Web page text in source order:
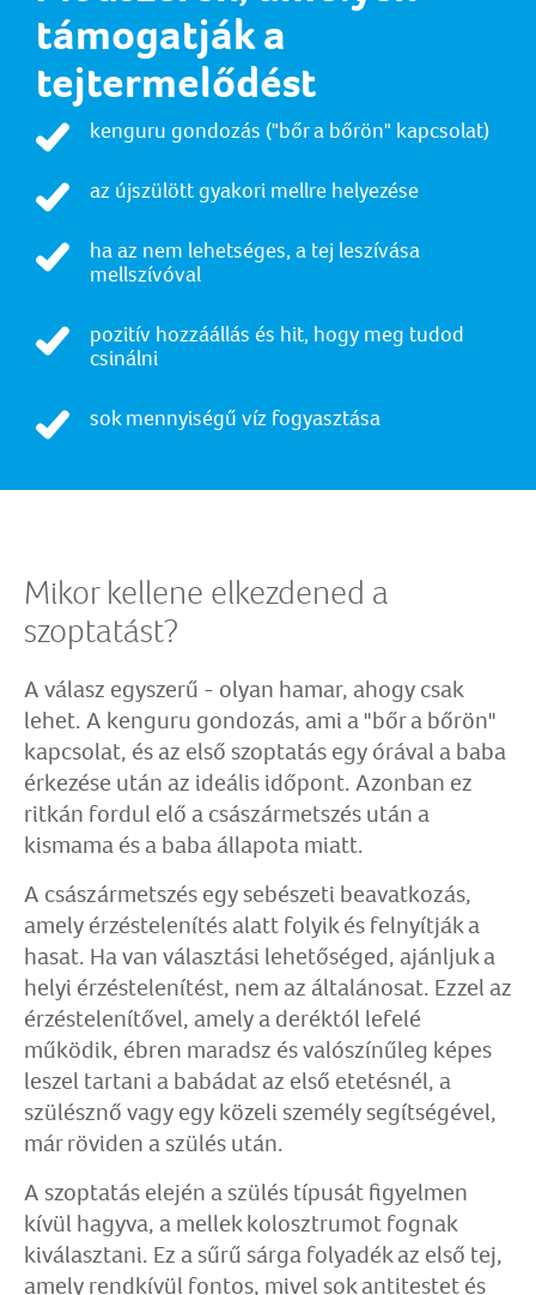
támogatják a
tejtermelődést
kenguru gondozás ("bőr a bőrön" kapcsolat)
az újszülött gyakori mellre helyezése
ha az nem lehetséges, a tej leszívása
mellszívóval
pozitív hozzáállás és hit, hogy meg tudod
csinálni
sok mennyiségű víz fogyasztása
Mikor kellene elkezdened a
szoptatást?
A válasz egyszerű - olyan hamar, ahogy csak
lehet. A kenguru gondozás, ami a "bőr a bőrön"
kapcsolat, és az első szoptatás egy órával a baba
érkezése után az ideális időpont. Azonban ez
ritkán fordul elő a császármetszés után a
kismama és a baba állapota miatt.
A császármetszés egy sebészeti beavatkozás,
amely érzéstelenítés alatt folyik és felnyítják a
hasat. Ha van választási lehetőséged, ajánljuk a
helyi érzéstelenítést, nem az általánosat. Ezzel az
érzéstelenítővel, amely a deréktól lefelé
működik, ébren maradsz és valószínűleg képes
leszel tartani a babádat az első etetésnél, a
szülésznő vagy egy közeli személy segítségével,
már röviden a szülés után.
A szoptatás elején a szülés típusát figyelmen
kívül hagyva, a mellek kolosztrumot fognak
kiválasztani. Ez a sűrű sárga folyadék az első tej,
amely rendkívül fontos, mivel sok antitestet és